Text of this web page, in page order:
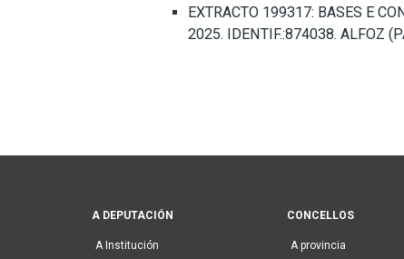
EXTRACTO 199317: BASES E
2025. IDENTIF.:874038. ALFOZ
Main
navigation
A DEPUTACIÓN
A Institución
CONCELLOS
A provincia